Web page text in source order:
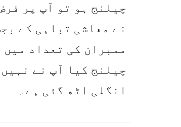
چیلنج ہو تو آپ پر
نے معاشی تباہی کے
ممبران کی تعداد
چیلنج کیا آپ نے
انگلی اٹھ گئی ہے۔